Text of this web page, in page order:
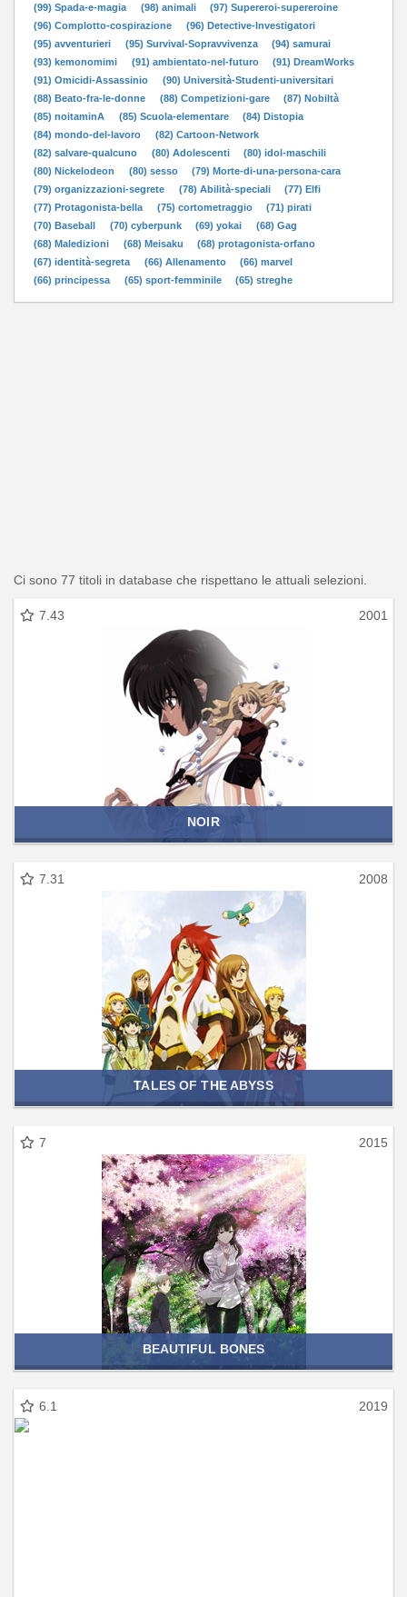
(99) Spada-e-magia
(98) animali
(97) Supereroi-supereroine
(96) Complotto-cospirazione
(96) Detective-Investigatori
(95) avventurieri
(95) Survival-Sopravvivenza
(94) samurai
(93) kemonomimi
(91) ambientato-nel-futuro
(91) DreamWorks
(91) Omicidi-Assassinio
(90) Università-Studenti-universitari
(88) Beato-fra-le-donne
(88) Competizioni-gare
(87) Nobiltà
(85) noitaminA
(85) Scuola-elementare
(84) Distopia
(84) mondo-del-lavoro
(82) Cartoon-Network
(82) salvare-qualcuno
(80) Adolescenti
(80) idol-maschili
(80) Nickelodeon
(80) sesso
(79) Morte-di-una-persona-cara
(79) organizzazioni-segrete
(78) Abilità-speciali
(77) Elfi
(77) Protagonista-bella
(75) cortometraggio
(71) pirati
(70) Baseball
(70) cyberpunk (69) yokai
(68) Gag
(68) Maledizioni
(68) Meisaku
(68) protagonista-orfano
(67) identità-segreta
(66) Allenamento
(66) marvel
(66) principessa
(65) sport-femminile (65) streghe
Ci sono 77 titoli in database che rispettano le attuali selezioni.
7.43 2001
NOIR
7.31 2008
TALES OF THE ABYSS
7 2015
BEAUTIFUL BONES
6.1 2019